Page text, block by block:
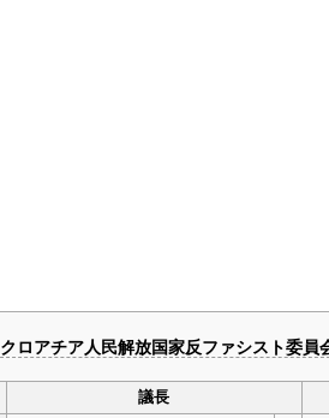
クロアチア人民解放国家反ファシスト委員
議長